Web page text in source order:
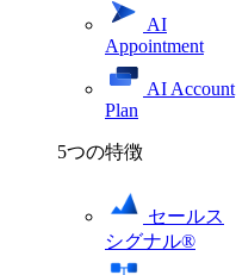
AI
Appointment
AI Account
Plan
5つの特徴
セールス
シグナル®